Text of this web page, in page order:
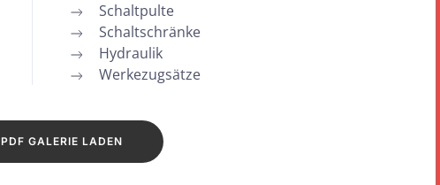
Schaltpulte
Schaltschränke
Hydraulik
Werkezugsätze
PDF GALERIE LADEN